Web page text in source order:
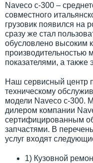
Naveco c-300 –
совместного
грузовик появился на
сразу же стал
обусловлено высоким
производительностью
показателями, а также
Наш сервисный центр
техническому
модели Naveco c-300.
дилером компании
сертифицированным
запчастями. В
услуг входят
1) Кузовной